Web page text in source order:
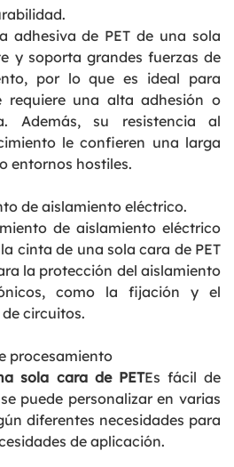
adhesiva de PET de una sola
y soporta grandes fuerzas de
por lo que es ideal para
requiere una alta adhesión o
Además, su resistencia al
le confieren una larga
entornos hostiles.
de aislamiento eléctrico.
de aislamiento eléctrico
cinta de una sola cara de PET
la protección del aislamiento
como la fijación y el
circuitos.
procesamiento
sola cara de PETEs fácil de
puede personalizar en varias
diferentes necesidades para
de aplicación.